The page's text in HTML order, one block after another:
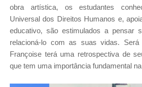
obra artística, os estudantes
Universal dos Direitos Humanos e,
educativo, são estimulados a pensar
relacioná-lo com as suas vidas.
Françoise terá uma retrospectiva de
que tem uma importância fundamental